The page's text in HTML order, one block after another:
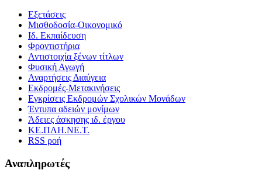
Εξετάσεις
Μισθοδοσία-Οικονομικό
Ιδ. Εκπαίδευση
Φροντιστήρια
Αντιστοιχία ξένων τίτλων
Φυσική Αγωγή
Αναρτήσεις Διαύγεια
Εκδρομές-Μετακινήσεις
Εγκρίσεις Εκδρομών Σχολικών Μονάδων
Έντυπα αδειών μονίμων
Άδειες άσκησης ιδ. έργου
ΚΕ.ΠΛΗ.ΝΕ.Τ.
RSS ροή
Αναπληρωτές